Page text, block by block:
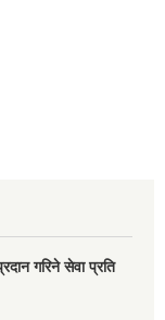
गरिने सेवा प्रति